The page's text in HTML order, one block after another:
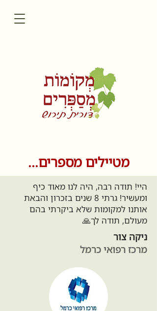
מטיילים מספרים...
היי! תודה רבה, היה לנו מאוד כיף
ומעשיר! גרתי 8 שנים בזכרון והבאת
אותנו למקומות שלא ביקרתי בהם
מעולם, תודה לך🙏
ניקה צור
מרכז רפואי כרמל